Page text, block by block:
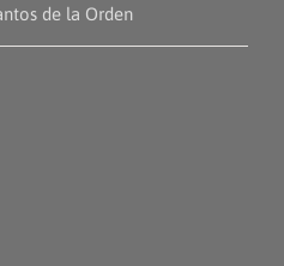
de la Orden